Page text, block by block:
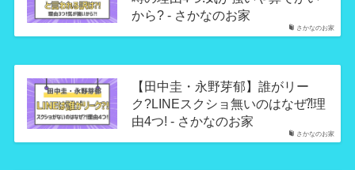
さかなのお家
から? - さかなのお家
さかなのお家
【田中圭・永野芽郁】誰がリー
ク?LINEスクショ無いのはなぜ⁈理
由4つ! - さかなのお家